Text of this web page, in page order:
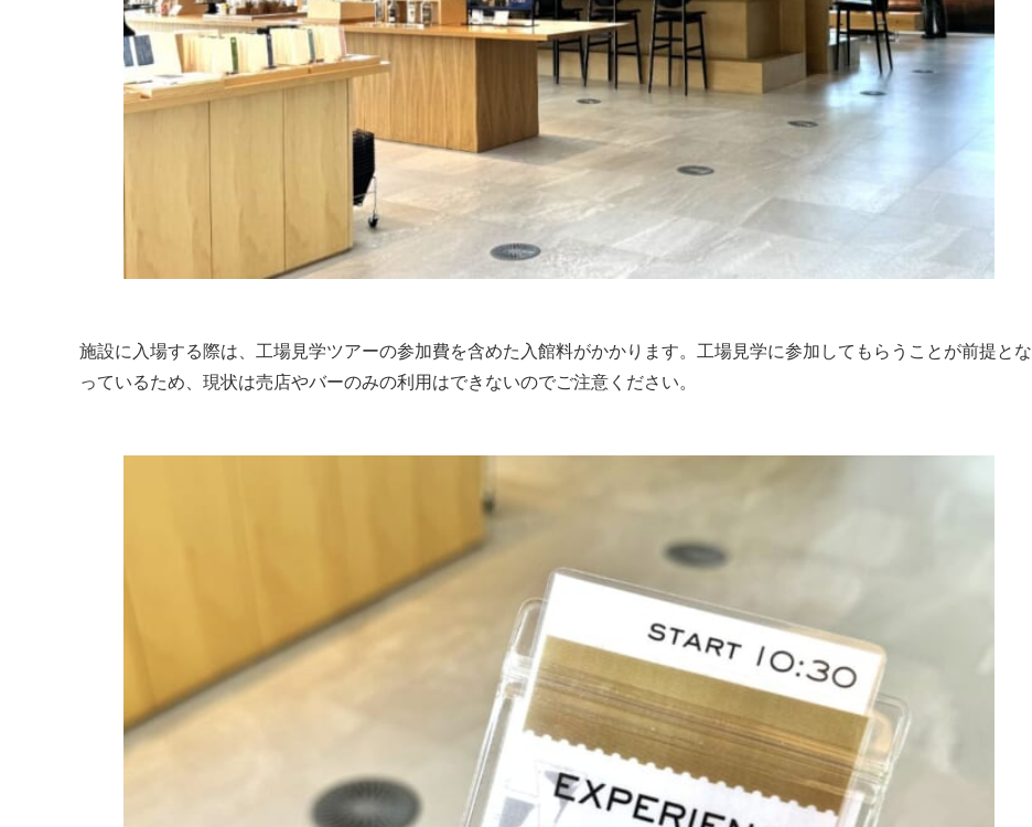
施設に入場する際は、工場見学ツアーの参加費を含めた入館料がかかります。工場見学に参加してもらうことが前提とな
っているため、現状は売店やバーのみの利用はできないのでご注意ください。